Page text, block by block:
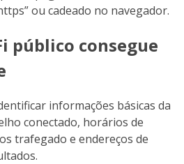
ou cadeado no navegador.
público consegue
informações básicas da
conectado, horários de
trafegado e endereços de